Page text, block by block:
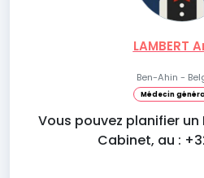
LAMBERT
Ben-Ahin -
Médecin
Vous pouvez planifier un
Cabinet, au :